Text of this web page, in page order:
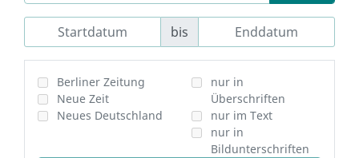
bis
Berliner Zeitung
Neue Zeit
Neues Deutschland
nur in
Überschriften
nur im Text
nur in
Bildunterschriften